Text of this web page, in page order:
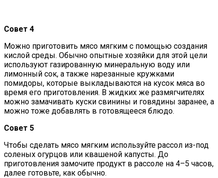
Совет 4
Можно приготовить мясо мягким с помощью создания
кислой среды. Обычно опытные хозяйки для этой цели
используют газированную минеральную воду или
лимонный сок, а также нарезанные кружками
помидоры, которые выкладываются на кусок мяса во
время его приготовления. В жидких же размягчителях
можно замачивать куски свинины и говядины заранее, а
можно тоже добавлять в готовящееся блюдо.
Совет 5
Чтобы сделать мясо мягким используйте рассол из-под
соленых огурцов или квашеной капусты. До
приготовления замочите продукт в рассоле на 4–5 часов,
далее готовьте, как обычно.